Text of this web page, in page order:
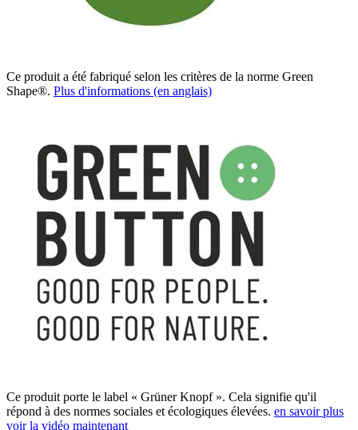
Ce produit a été fabriqué selon les critères de la norme Green
Shape®. Plus d'informations (en anglais)
Ce produit porte le label « Grüner Knopf ». Cela signifie qu'il
répond à des normes sociales et écologiques élevées. en savoir plus
voir la vidéo maintenant